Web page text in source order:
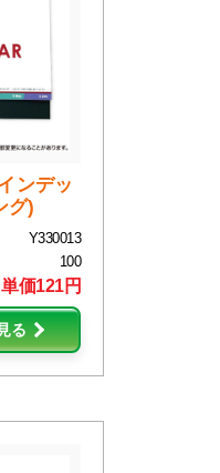
ンデッ
グ)
Y330013
100
単価121円
る